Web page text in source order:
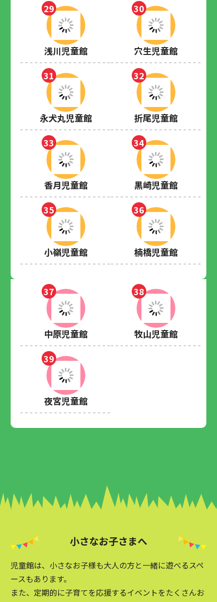
29
浅川児童館
30
穴生児童館
31
永犬丸児童館
32
折尾児童館
33
香月児童館
34
黒崎児童館
35
小嶺児童館
36
楠橋児童館
37
中原児童館
38
牧山児童館
39
夜宮児童館
小さなお子さまへ
児童館は、小さなお子様も大人の方と一緒に遊べるスペ
ースもあります。
また、定期的に子育てを応援するイベントをたくさんお